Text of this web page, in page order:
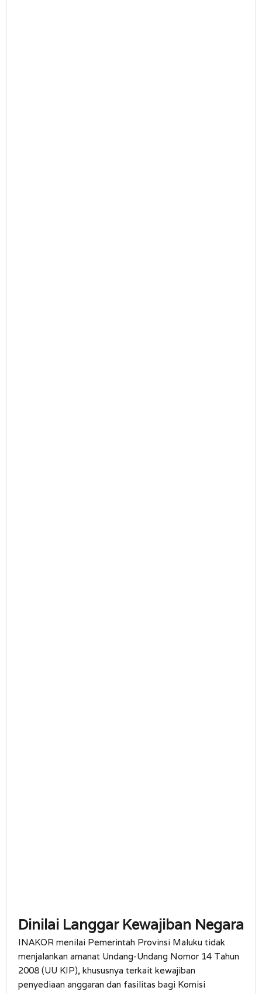
Dinilai Langgar Kewajiban Negara
INAKOR menilai Pemerintah Provinsi Maluku tidak
menjalankan amanat Undang-Undang Nomor 14 Tahun
2008 (UU KIP), khususnya terkait kewajiban
penyediaan anggaran dan fasilitas bagi Komisi